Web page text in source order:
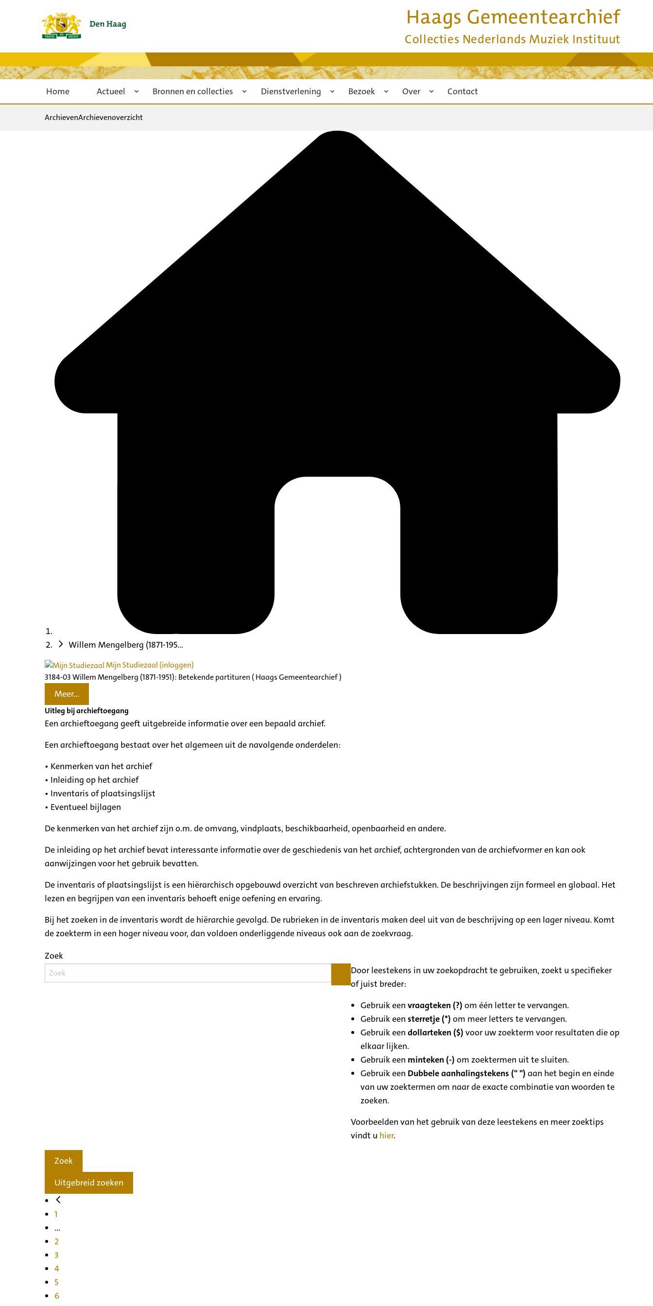
Haags Gemeentearchief
Collecties Nederlands Muziek Instituut
Home Actueel Bronnen en collecties Dienstverlening Bezoek Over Contact
ArchievenArchievenoverzicht
Willem Mengelberg (1871-195...
Mijn Studiezaal (inloggen)
3184-03 Willem Mengelberg (1871-1951): Betekende partituren ( Haags Gemeentearchief )
Meer...
Uitleg bij archieftoegang
Een archieftoegang geeft uitgebreide informatie over een bepaald archief.
Een archieftoegang bestaat over het algemeen uit de navolgende onderdelen:
• Kenmerken van het archief
• Inleiding op het archief
• Inventaris of plaatsingslijst
• Eventueel bijlagen
De kenmerken van het archief zijn o.m. de omvang, vindplaats, beschikbaarheid, openbaarheid en andere.
De inleiding op het archief bevat interessante informatie over de geschiedenis van het archief, achtergronden van de archiefvormer en kan ook
aanwijzingen voor het gebruik bevatten.
De inventaris of plaatsingslijst is een hiërarchisch opgebouwd overzicht van beschreven archiefstukken. De beschrijvingen zijn formeel en globaal. Het
lezen en begrijpen van een inventaris behoeft enige oefening en ervaring.
Bij het zoeken in de inventaris wordt de hiërarchie gevolgd. De rubrieken in de inventaris maken deel uit van de beschrijving op een lager niveau. Komt
de zoekterm in een hoger niveau voor, dan voldoen onderliggende niveaus ook aan de zoekvraag.
Zoek
Door leestekens in uw zoekopdracht te gebruiken, zoekt u specifieker
of juist breder:
Gebruik eenvraagteken (?) om één letter te vervangen.
Gebruik eensterretje (*) om meer letters te vervangen.
Gebruik eendollarteken ($) voor uw zoekterm voor resultaten die op
elkaar lijken.
Gebruik een minteken (-) om zoektermen uit te sluiten.
Gebruik een Dubbele aanhalingstekens (" ") aan het begin en einde
van uw zoektermen om naar de exacte combinatie van woorden te
zoeken.
Voorbeelden van het gebruik van deze leestekens en meer zoektips
vindt u hier.
Zoek
Uitgebreid zoeken
1
...
2
3
4
5
6